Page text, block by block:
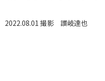
2022.08.01 撮影 讃岐達也